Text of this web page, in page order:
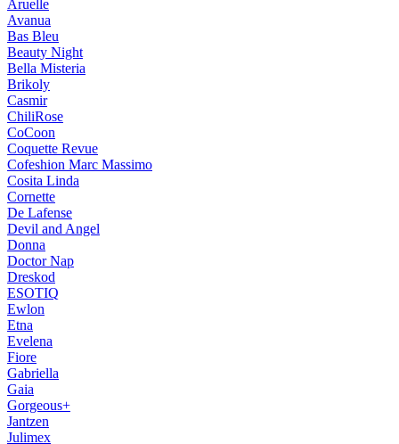
Aruelle
Avanua
Bas Bleu
Beauty Night
Bella Misteria
Brikoly
Casmir
ChiliRose
CoCoon
Coquette Revue
Cofeshion Marc Massimo
Cosita Linda
Cornette
De Lafense
Devil and Angel
Donna
Doctor Nap
Dreskod
ESOTIQ
Ewlon
Etna
Evelena
Fiore
Gabriella
Gaia
Gorgeous+
Jantzen
Julimex